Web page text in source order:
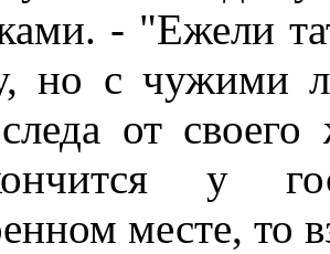
- "Ежели
но с чужими
следа от
у
месте, то